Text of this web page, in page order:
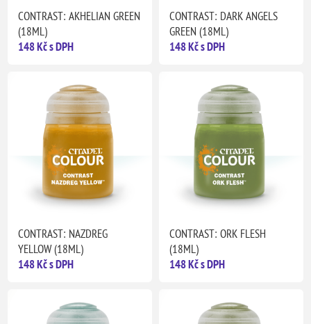
CONTRAST: AKHELIAN GREEN
(18ML)
148 Kč s DPH
CONTRAST: DARK ANGELS
GREEN (18ML)
148 Kč s DPH
CONTRAST: NAZDREG
YELLOW (18ML)
148 Kč s DPH
CONTRAST: ORK FLESH
(18ML)
148 Kč s DPH